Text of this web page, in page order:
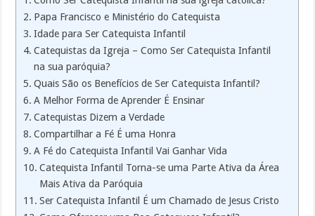
Papa Francisco e Ministério do Catequista
Idade para Ser Catequista Infantil
Catequistas da Igreja – Como Ser Catequista Infantil
na sua paróquia?
Quais São os Benefícios de Ser Catequista Infantil?
A Melhor Forma de Aprender É Ensinar
Catequistas Dizem a Verdade
Compartilhar a Fé É uma Honra
A Fé do Catequista Infantil Vai Ganhar Vida
Catequista Infantil Torna-se uma Parte Ativa da Área
Mais Ativa da Paróquia
Ser Catequista Infantil É um Chamado de Jesus Cristo